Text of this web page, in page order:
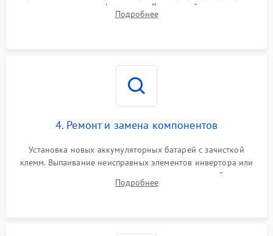
переключения и трансформатора. Визуальный поиск вздутых
конденсаторов и прогаров на печатной плате.
Подробнее
4. Ремонт и замена компонентов
Установка новых аккумуляторных батарей с зачисткой
клемм. Выпаивание неисправных элементов инвертора или
цепи зарядки и монтаж новых радиодеталей.
Восстановление поврежденных токоведущих дорожек и
Подробнее